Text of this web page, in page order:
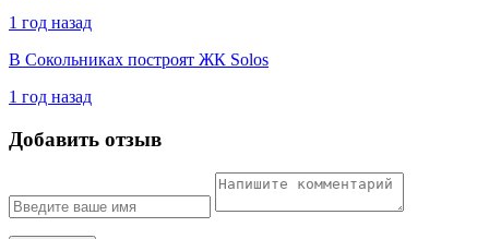
1 год назад
В Сокольниках построят ЖК Solos
1 год назад
Добавить отзыв